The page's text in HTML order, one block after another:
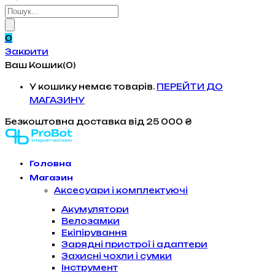
Products
0
Закрити
Ваш Кошик(0)
У кошику немає товарів. ПЕРЕЙТИ ДО
МАГАЗИНУ
Безкоштовна доставка від 25 000 ₴
Головна
Магазин
Аксесуари і комплектуючі
Акумулятори
Велозамки
Екіпірування
Зарядні пристрої і адаптери
Захисні чохли і сумки
Інструмент